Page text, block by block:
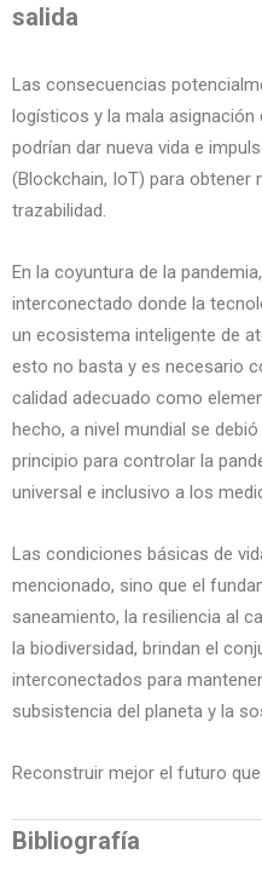
salida
Las consecuencias
logísticos y la mala
podrían dar nueva vida e
(Blockchain, IoT) para obtener
trazabilidad.
En la coyuntura de la
interconectado donde la
un ecosistema inteligente de
esto no basta y es necesario
calidad adecuado como
hecho, a nivel mundial se
principio para controlar la
universal e inclusivo a los
Las condiciones básicas de
mencionado, sino que el
saneamiento, la resiliencia al
la biodiversidad, brindan el
interconectados para
subsistencia del planeta y la
Reconstruir mejor el futuro
Bibliografía